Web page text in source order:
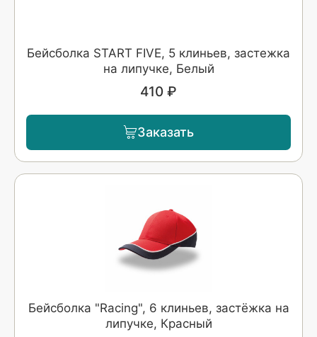
Бейсболка START FIVE, 5 клиньев, застежка
на липучке, Белый
410 ₽
Заказать
Бейсболка "Racing", 6 клиньев, застёжка на
липучке, Красный